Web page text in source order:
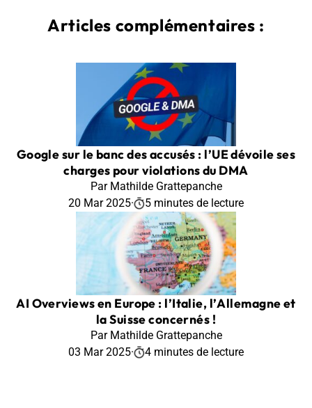
Articles complémentaires :
Google sur le banc des accusés : l’UE dévoile ses
charges pour violations du DMA
Par Mathilde Grattepanche
20 Mar 2025· 5 minutes de lecture
AI Overviews en Europe : l’Italie, l’Allemagne et
la Suisse concernés !
Par Mathilde Grattepanche
03 Mar 2025· 4 minutes de lecture